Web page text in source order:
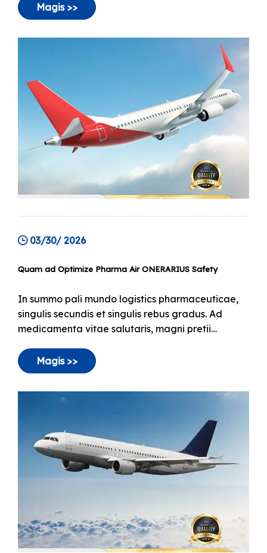
producti. Hodie, illud paradigma in scalis 'statis
stabiliorem' versatur.
Magis >>
03/30/ 2026
Quam ad Optimize Pharma Air ONERARIUS Safety
In summo pali mundo logistics pharmaceuticae,
singulis secundis et singulis rebus gradus. Ad
medicamenta vitae salutaris, magni pretii
clinici, aer ONERARIUS factus est vexillum auri.
Magis >>